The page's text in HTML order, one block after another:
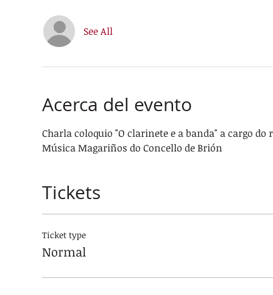
See All
Acerca del evento
Charla coloquio "O clarinete e a banda" a cargo
Música Magariños do Concello de Brión
Tickets
Ticket type
Normal